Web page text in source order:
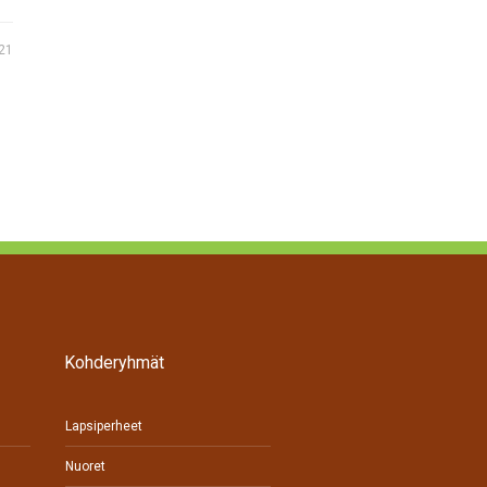
Kohderyhmät
Lapsiperheet
Nuoret